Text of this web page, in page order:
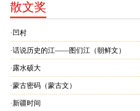
散文奖
·凹村
·话说历史的江——图们江（朝鲜文）
·露水硕大
·蒙古密码（蒙古文）
·新疆时间